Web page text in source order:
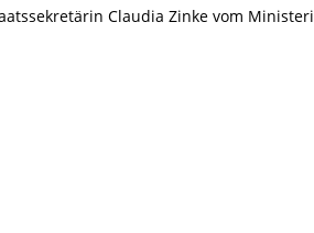
Claudia Zinke vom